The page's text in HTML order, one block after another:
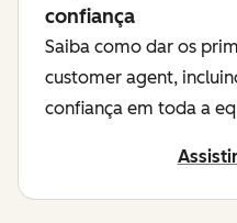
confiança
Saiba como dar os
customer agent,
confiança em toda a